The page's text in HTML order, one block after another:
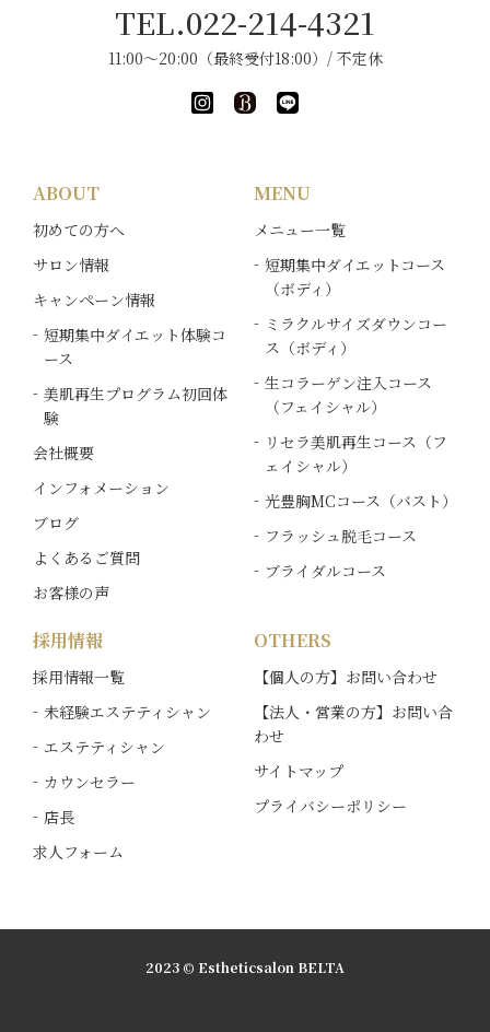
送りするものです。お客様へのご回答で送信した
電子メールの一部、または全部をその他の目的で
でのご回答をさせていただく事がございます。必
ず電話番号や名前、住所等のご記入をお願いいた
します。
お問合せフォームにご記入いただきました個人情
報につきましては、当店で責任をもって管理し、
お客様へのご回答にのみ使用させていただきま
す。
お客さまの同意を頂いている場合、法令により必
要と判断される場合、お客さま、または公共の利
益のために必要であると考えられる場合を除き、
第三者への開示や他の目的での使用はいたしませ
ん。定休日を挟んだ場合およびご質問の内容によ
っては、ご回答までに日数をいただく場合がござ
います。予めご了承ください。
TEL.022-214-4321
11:00～20:00（最終受付18:00）/ 不定休
ABOUT
初めての方へ
サロン情報
キャンペーン情報
短期集中ダイエット体験コ
ース
美肌再生プログラム初回体
験
会社概要
インフォメーション
ブログ
よくあるご質問
お客様の声
MENU
メニュー一覧
短期集中ダイエットコース
（ボディ）
ミラクルサイズダウンコー
ス（ボディ）
生コラーゲン注入コース
（フェイシャル）
リセラ美肌再生コース（フ
ェイシャル）
光豊胸MCコース（バスト）
フラッシュ脱毛コース
ブライダルコース
採用情報
採用情報一覧
未経験エステティシャン
エステティシャン
カウンセラー
店長
求人フォーム
OTHERS
【個人の方】お問い合わせ
【法人・営業の方】お問い合
わせ
サイトマップ
プライバシーポリシー
2023 © Estheticsalon BELTA